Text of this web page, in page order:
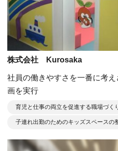
株式会社 Kurosaka
社員の働きやすさを⼀番に考
画を実⾏
育児と仕事の両立を促進する職場づく
子連れ出勤のためのキッズスペースの